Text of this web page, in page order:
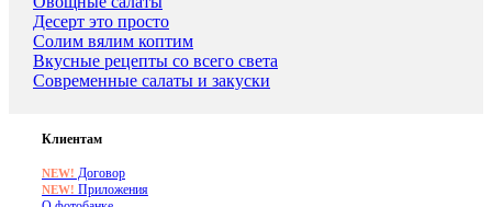
Десерт это просто
Солим вялим коптим
Вкусные рецепты со всего света
Современные салаты и закуски
Клиентам
NEW! Договор
NEW! Приложения